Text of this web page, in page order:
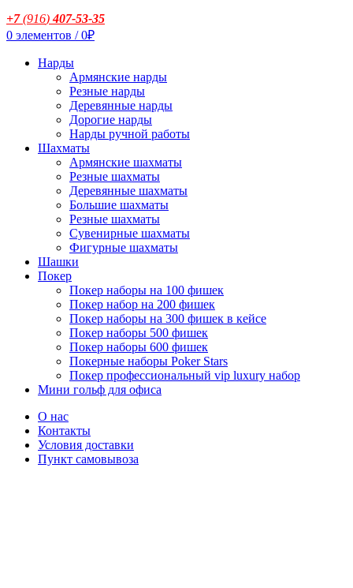
+7(916)407-53-35
0 элементов / 0₽
Нарды
Армянские нарды
Резные нарды
Деревянные нарды
Дорогие нарды
Нарды ручной работы
Шахматы
Армянские шахматы
Резные шахматы
Деревянные шахматы
Большие шахматы
Резные шахматы
Сувенирные шахматы
Фигурные шахматы
Шашки
Покер
Покер наборы на 100 фишек
Покер набор на 200 фишек
Покер наборы на 300 фишек в кейсе
Покер наборы 500 фишек
Покер наборы 600 фишек
Покерные наборы Poker Stars
Покер профессиональный vip luxury набор
Мини гольф для офиса
О нас
Контакты
Условия доставки
Пункт самовывоза